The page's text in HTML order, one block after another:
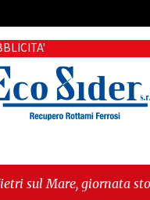
storica: la ceramica